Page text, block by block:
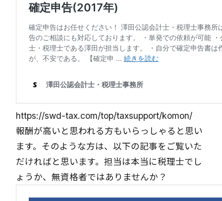
https://swd-tax.com/top/taxsupport/komon/
報酬が高いと思われる方もいらっしゃると思い
ます。そのような方は、以下の記事をご覧いた
だければと思います。担当は本当に税理士でし
ょうか、無資格者ではありませんか？